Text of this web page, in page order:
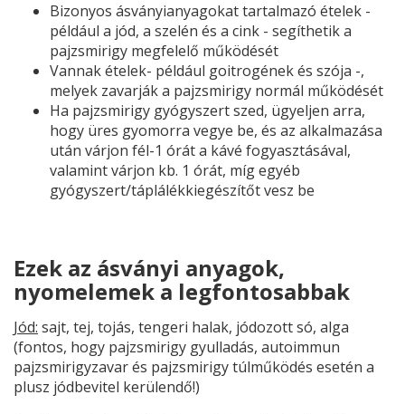
Bizonyos ásványianyagokat tartalmazó ételek -
például a jód, a szelén és a cink - segíthetik a
pajzsmirigy megfelelő működését
Vannak ételek- például goitrogének és szója -,
melyek zavarják a pajzsmirigy normál működését
Ha pajzsmirigy gyógyszert szed, ügyeljen arra,
hogy üres gyomorra vegye be, és az alkalmazása
után várjon fél-1 órát a kávé fogyasztásával,
valamint várjon kb. 1 órát, míg egyéb
gyógyszert/táplálékkiegészítőt vesz be
Ezek az ásványi anyagok,
nyomelemek a legfontosabbak
Jód: sajt, tej, tojás, tengeri halak, jódozott só, alga
(fontos, hogy pajzsmirigy gyulladás, autoimmun
pajzsmirigyzavar és pajzsmirigy túlműködés esetén a
plusz jódbevitel kerülendő!)